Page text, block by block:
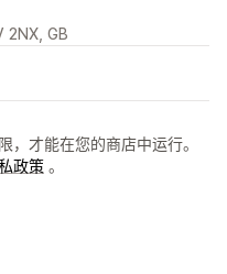
2NX, GB
，才能在您的商店中运行。
政策 。